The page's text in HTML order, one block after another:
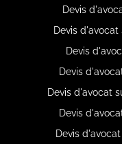
Devis
Devis
Devis
Devis
Devis d'avocat
Devis
Devis